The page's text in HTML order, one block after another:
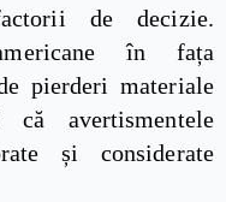
de decizie.
în fața
pierderi materiale
că avertismentele
și considerate